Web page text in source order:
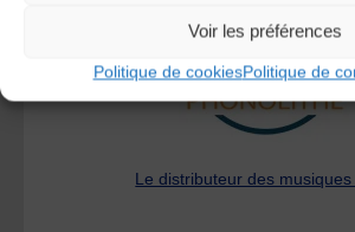
Voir les préférences
Politique de cookiesPolitique de
Le distributeur des musiques